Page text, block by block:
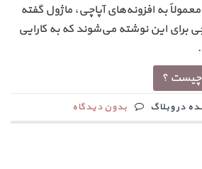
به افزونه‌های آپاچی، ماژول گفته
برای این نوشته می‌شوند که به کارایی
بدون دیدگاه